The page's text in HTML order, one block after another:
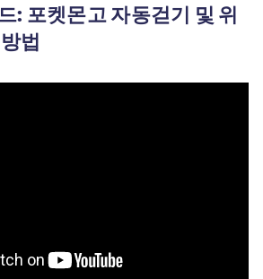
: 포켓몬고 자동걷기 및 위
법